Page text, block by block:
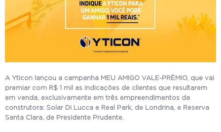
A Yticon lançou a campanha MEU AMIGO VALE-PRÊMIO, que vai
premiar com R$ 1 mil as indicações de clientes que resultarem
em venda, exclusivamente em três empreendimentos da
construtora: Solar Di Lucca e Real Park, de Londrina, e Reserva
Santa Clara, de Presidente Prudente.